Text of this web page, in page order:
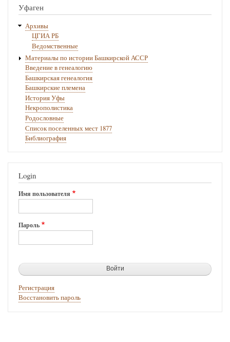
Уфаген
Архивы
ЦГИА РБ
Ведомственные
Материалы по истории Башкирской АССР
Введение в генеалогию
Башкирская генеалогия
Башкирские племена
История Уфы
Некрополистика
Родословные
Список поселенных мест 1877
Библиография
Login
Имя пользователя
Пароль
Регистрация
Восстановить пароль